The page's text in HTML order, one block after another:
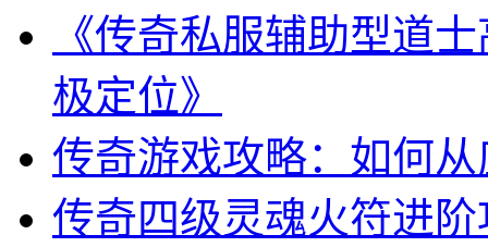
《传奇私服辅助型道
极定位》
传奇游戏攻略：如何
传奇四级灵魂火符进